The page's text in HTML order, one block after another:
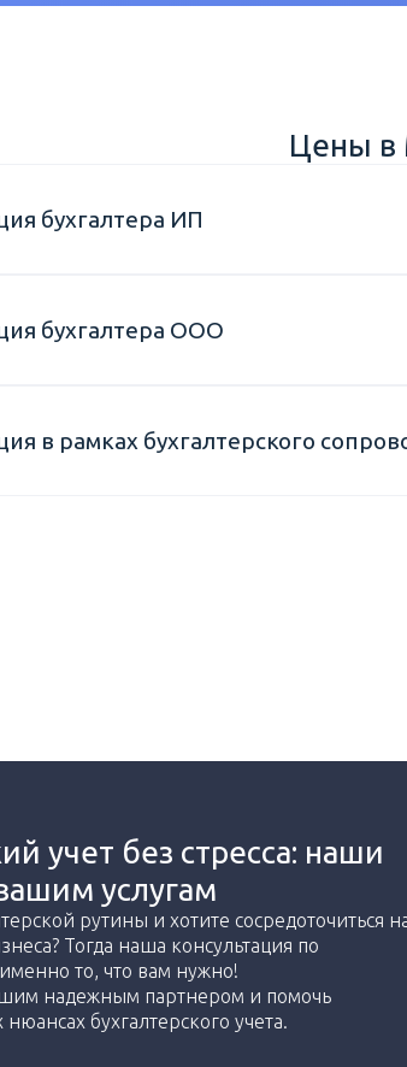
Цены
бухгалтера ИП
бухгалтера ООО
в рамках бухгалтерского
учет без стресса: наши
услугам
рутины и хотите сосредоточиться
Тогда наша консультация по
то, что вам нужно!
надежным партнером и помочь
нюансах бухгалтерского учета.